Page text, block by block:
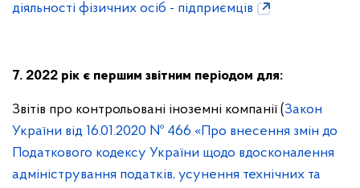
діяльності фізичних осіб - підприємців
7. 2022 рік є першим звітним періодом для:
Звітів про контрольовані іноземні компанії (Закон
України від 16.01.2020 № 466 «Про внесення змін до
Податкового кодексу України щодо вдосконалення
адміністрування податків, усунення технічних та